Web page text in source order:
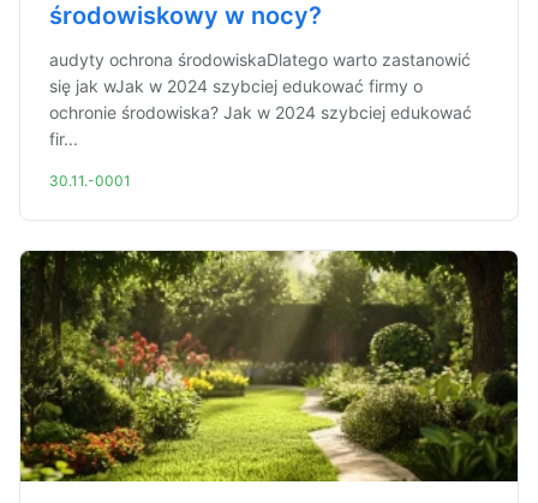
środowiskowy w nocy?
audyty ochrona środowiskaDlatego warto zastanowić
się jak wJak w 2024 szybciej edukować firmy o
ochronie środowiska? Jak w 2024 szybciej edukować
fir...
30.11.-0001